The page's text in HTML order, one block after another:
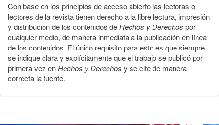
Con base en los principios de acceso abierto las lectoras o
lectores de la revista tienen derecho a la libre lectura, impresión
y distribución de los contenidos deHechos y Derechos por
cualquier medio, de manera inmediata a la publicación en línea
de los contenidos. El único requisito para esto es que siempre
se indique clara y explícitamente que el trabajo se publicó por
primera vez enHechos y Derechos y se cite de manera
correcta la fuente.